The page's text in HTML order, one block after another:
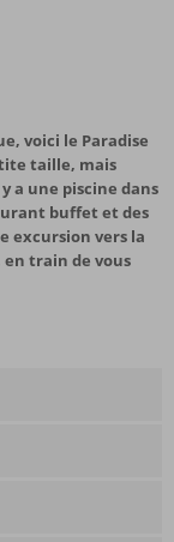
voici le Paradise
taille, mais
a une piscine dans
buffet et des
excursion vers la
train de vous